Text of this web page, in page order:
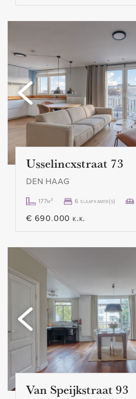
Usselincxstraat 73
DEN HAAG
177m² 6 slaapkamer(s)
€ 690.000 k.k.
Van Speijkstraat 93